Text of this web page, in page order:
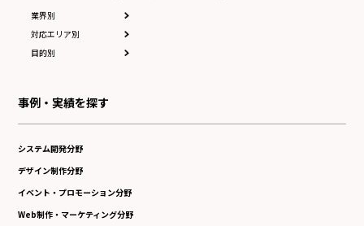
業界別
対応エリア別
目的別
事例・実績を探す
システム開発分野
デザイン制作分野
イベント・プロモーション分野
Web制作・マーケティング分野